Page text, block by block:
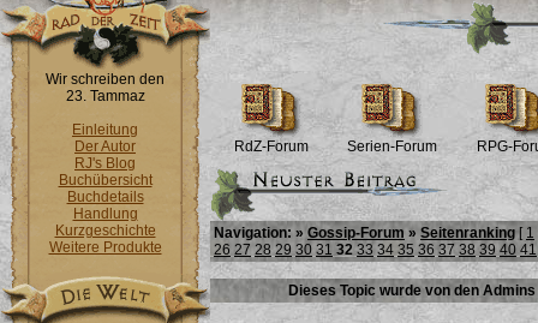
Wir schreiben den
23. Tammaz
Einleitung
Der Autor
RJ's Blog
Buchübersicht
Buchdetails
Handlung
Kurzgeschichte
Weitere Produkte
RdZ-Forum Serien-Forum RPG-
Navigation: » Gossip-Forum » Seitenranking [ 1
26 27 28 29 30 31 32 33 34 35 36 37 38 39 40 41
Dieses Topic wurde von den